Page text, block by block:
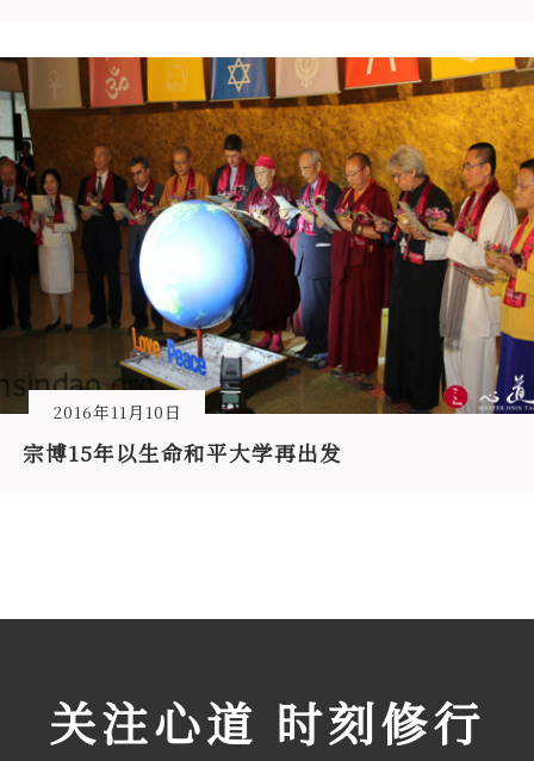
2016年11月10日
宗博15年以生命和平大学再出发
关注心道 时刻修行